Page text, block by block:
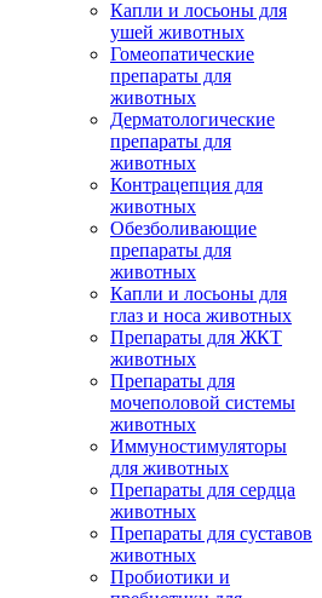
Капли и лосьоны для
ушей животных
Гомеопатические
препараты для
животных
Дерматологические
препараты для
животных
Контрацепция для
животных
Обезболивающие
препараты для
животных
Капли и лосьоны для
глаз и носа животных
Препараты для ЖКТ
животных
Препараты для
мочеполовой системы
животных
Иммуностимуляторы
для животных
Препараты для сердца
животных
Препараты для суставов
животных
Пробиотики и